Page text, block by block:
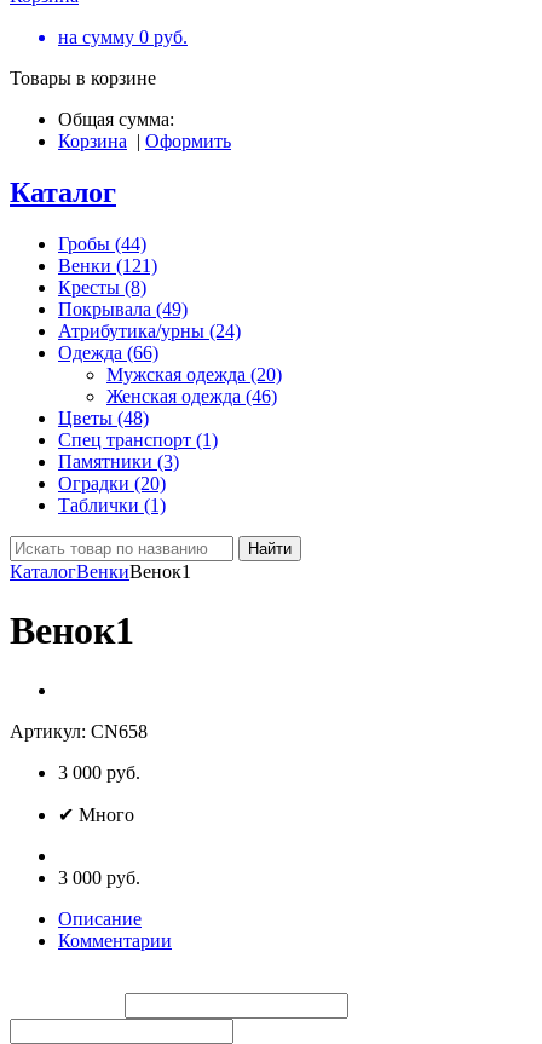
на сумму 0 руб.
Товары в корзине
Общая сумма:
Корзина | Оформить
Каталог
Гробы (44)
Венки (121)
Кресты (8)
Покрывала (49)
Атрибутика/урны (24)
Одежда (66)
Мужская одежда (20)
Женская одежда (46)
Цветы (48)
Спец транспорт (1)
Памятники (3)
Оградки (20)
Таблички (1)
Найти
КаталогВенкиВенок1
Венок1
Артикул: CN658
3 000 руб.
✔ Много
3 000 руб.
Описание
Комментарии